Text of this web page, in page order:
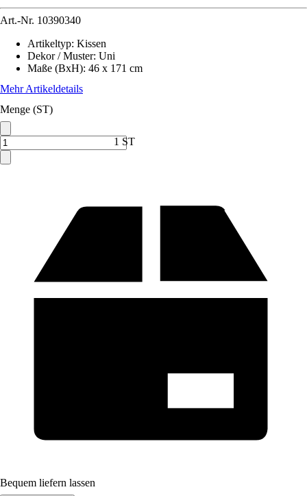
Art.-Nr. 10390340
Artikeltyp: Kissen
Dekor / Muster: Uni
Maße (BxH): 46 x 171 cm
Mehr Artikeldetails
Menge (ST)
1 ST
Bequem liefern lassen